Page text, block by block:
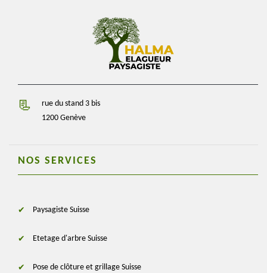
rue du stand 3 bis
1200 Genève
NOS SERVICES
Paysagiste Suisse
Etetage d'arbre Suisse
Pose de clôture et grillage Suisse